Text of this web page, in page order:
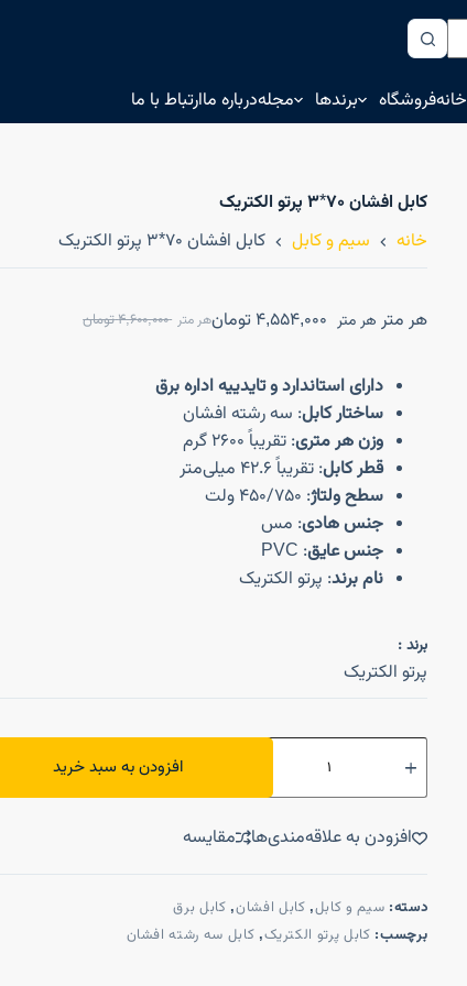
خانهفروشگاه برندها مجلهدرباره ماارتباط با ما
کابل افشان ۷۰*۳ پرتو الکتریک
خانه
سیم و کابل کابل افشان ۷۰*۳ پرتو الکتریک
هر متر هر متر 4,600,000تومان هر متر 4,554,000 تومان
دارای استاندارد و تایدییه اداره برق
ساختار کابل: سه رشته افشان
وزن هر متری: تقریباً 2600 گرم
قطر کابل: تقریباً 42.6 میلی‌متر
سطح ولتاژ: 450/750 ولت
جنس هادی: مس
جنس عایق: PVC
نام برند: پرتو الکتریک
برند :
پرتو الکتریک
افزودن به سبد خرید
افزودن به علاقه‌مندی‌ها مقایسه
دسته: سیم و کابل, کابل افشان, کابل برق
برچسب: کابل پرتو الکتریک, کابل سه رشته افشان